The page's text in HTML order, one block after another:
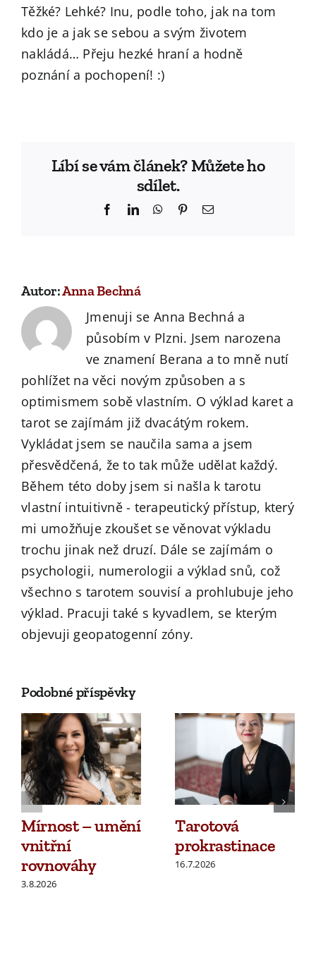
Těžké? Lehké? Inu, podle toho, jak na tom
kdo je a jak se sebou a svým životem
nakládá… Přeju hezké hraní a hodně
poznání a pochopení! :)
Líbí se vám článek? Můžete ho
sdílet.
FacebookLinkedInWhatsApp
PinterestEmail
Autor:Anna Bechná
Jmenuji se Anna Bechná a
působím v Plzni. Jsem narozena
ve znamení Berana a to mně nutí
pohlížet na věci novým způsoben a s
optimismem sobě vlastním. O výklad karet a
tarot se zajímám již dvacátým rokem.
Vykládat jsem se naučila sama a jsem
přesvědčená, že to tak může udělat každý.
Během této doby jsem si našla k tarotu
vlastní intuitivně - terapeutický přístup, který
mi umožňuje zkoušet se věnovat výkladu
trochu jinak než druzí. Dále se zajímám o
psychologii, numerologii a výklad snů, což
všechno s tarotem souvisí a prohlubuje jeho
výklad. Pracuji také s kyvadlem, se kterým
objevuji geopatogenní zóny.
Podobné příspěvky
Mírnost – umění
vnitřní
rovnováhy
3.8.2026
Tarotová
prokrastinace
16.7.2026